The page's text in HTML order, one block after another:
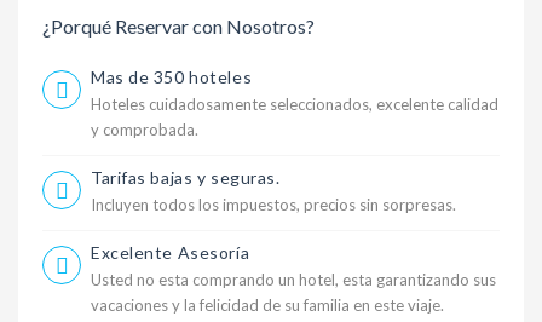
¿Porqué Reservar con Nosotros?
Mas de 350 hoteles
Hoteles cuidadosamente seleccionados, excelente calidad
y comprobada.
Tarifas bajas y seguras.
Incluyen todos los impuestos, precios sin sorpresas.
Excelente Asesoría
Usted no esta comprando un hotel, esta garantizando sus
vacaciones y la felicidad de su familia en este viaje.